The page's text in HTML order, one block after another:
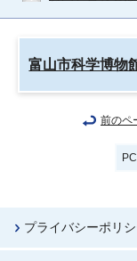
富山市科学博物
前のペ
プライバシーポリ